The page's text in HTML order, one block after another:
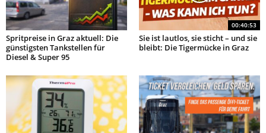
Spritpreise in Graz aktuell: Die
günstigsten Tankstellen für
Diesel & Super 95
00:40:53
Sie ist lautlos, sie sticht – und sie
bleibt: Die Tigermücke in Graz